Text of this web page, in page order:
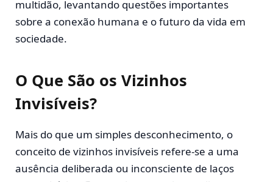
multidão, levantando questões importantes
sobre a conexão humana e o futuro da vida em
sociedade.
O Que São os Vizinhos
Invisíveis?
Mais do que um simples desconhecimento, o
conceito de vizinhos invisíveis refere-se a uma
ausência deliberada ou inconsciente de laços